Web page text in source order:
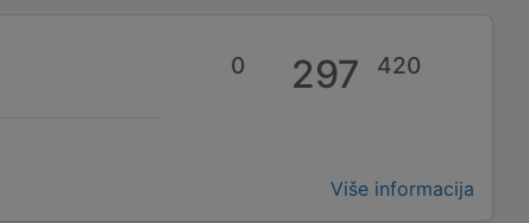
0 297 420
Više informacija